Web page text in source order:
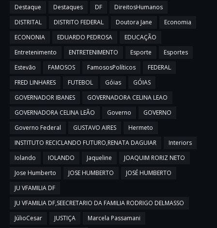
Destaque
Destaques DF
DireitosHumanos
DISTRITAL
DISTRITO FEDERAL Doutora Jane
Economia
ECONONIA
EDUARDO PEDROSA
EDUCAÇÃO
Entretenimento
ENTRETENIMENTO Esporte
Esportes
Estevão
FAMOSOS FamososPolíticos
FEDERAL
FRED LINHARES
FUTEBOL Góias
GÓIAS
GOVERNADOR IBANES
GOVERNADORA CELINA LEAO
GOVERNADORA CELINA LEÃO
Governo
GOVERNO
Governo Federal
GUSTAVO AIRES
Hermeto
INSTITUTO RECICLANDO FUTURO,RENATA DAGUIAR
Interiors
Iolando
IOLANDO Jaqueline
JOAQUIM RORIZ NETO
Jose Humberto
JOSE HUMBERTO
JOSÉ HUMBERTO
JU VFAMILIA DF
JU VFAMILIA DF,SEECRETARIO DA FAMILIA RODRIGO DELMASSO
JúlioCesar
JUSTIÇA
Marcela Passamani